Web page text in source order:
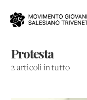
Protesta
2 articoli in tutto